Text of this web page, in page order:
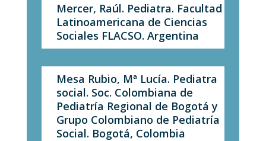
Mercer, Raúl. Pediatra. Facultad
Latinoamericana de Ciencias
Sociales FLACSO. Argentina
Mesa Rubio, Mª Lucía. Pediatra
social. Soc. Colombiana de
Pediatría Regional de Bogotá y
Grupo Colombiano de Pediatría
Social. Bogotá, Colombia